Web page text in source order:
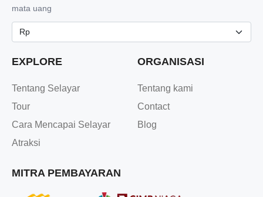
mata uang
EXPLORE
Tentang Selayar
Tour
Cara Mencapai Selayar
Atraksi
ORGANISASI
Tentang kami
Contact
Blog
MITRA PEMBAYARAN